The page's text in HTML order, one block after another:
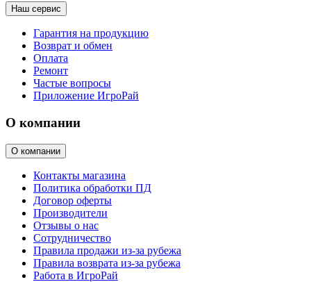
Наш сервис
Гарантия на продукцию
Возврат и обмен
Оплата
Ремонт
Частые вопросы
Приложение ИгроРай
О компании
О компании
Контакты магазина
Политика обработки ПД
Договор оферты
Производители
Отзывы о нас
Сотрудничество
Правила продажи из-за рубежа
Правила возврата из-за рубежа
Работа в ИгроРай